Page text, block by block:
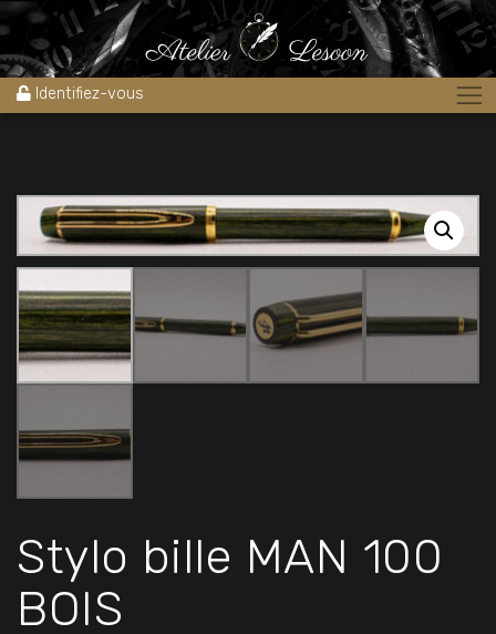
Identifiez-vous
Accueil » Boutique Stylos » Stylos bille
Stylo bille MAN 100 BOIS
FONTAINEBLEAU VERT NEUF
Stylo bille MAN 100
BOIS